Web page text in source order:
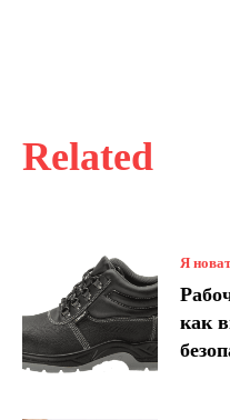
Related
Я
как